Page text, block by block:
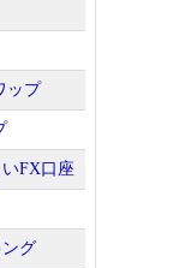
ップ
FX口座
グ